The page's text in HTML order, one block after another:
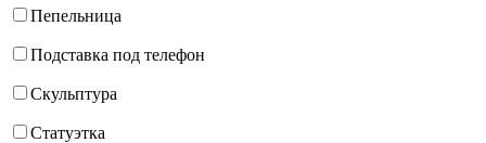
Пепельница
Подставка под телефон
Скульптура
Статуэтка